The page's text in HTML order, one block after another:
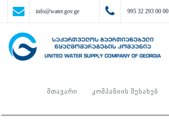
info@water.gov.ge 995 32 293 00 00
ᲛᲗᲐᲕᲐᲠᲘ ᲙᲝᲛᲞᲐᲜᲘᲘᲡ ᲨᲔᲡᲐᲮᲔᲑ